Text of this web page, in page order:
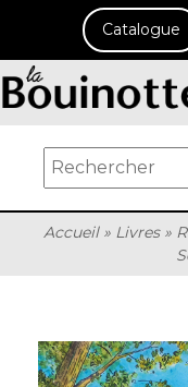
Catalogue
Accueil» Livres»